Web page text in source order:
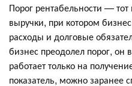
Порог рентабельности —
выручки, при котором
расходы и долговые
бизнес преодолел порог,
работает только на
показатель, можно заранее